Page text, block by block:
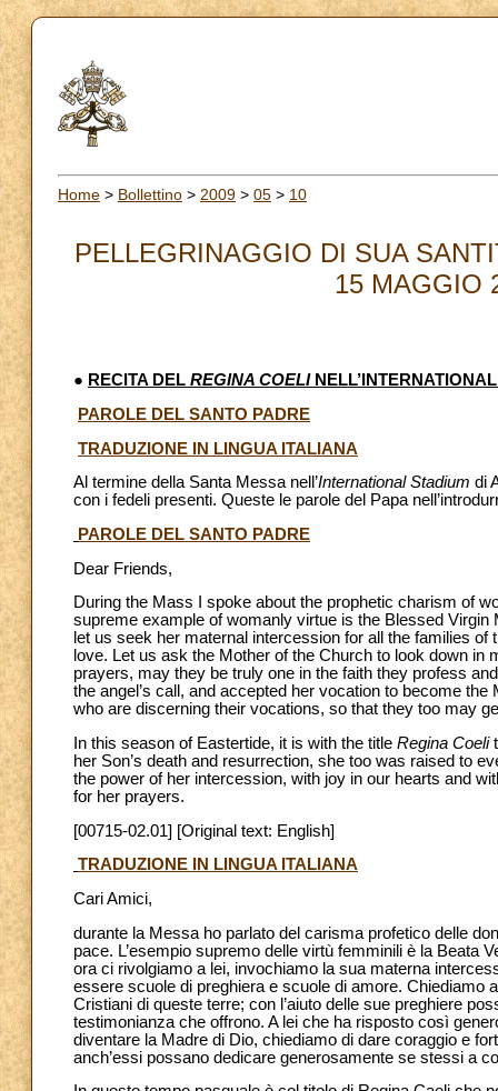
Home > Bollettino > 2009 > 05 > 10
PELLEGRINAGGIO DI SUA
15 MAGGIO
● RECITA DEL REGINA COELI
PAROLE DEL SANTO PADRE
TRADUZIONE IN LINGUA ITALIANA
Al termine della Santa Messa nell’International Stadium di
con i fedeli presenti. Queste le parole del Papa
PAROLE DEL SANTO PADRE
Dear Friends,
During the Mass I spoke about the prophetic charism of
supreme example of womanly virtue is the Blessed
let us seek her maternal intercession for all the families
love. Let us ask the Mother of the Church to look down
prayers, may they be truly one in the faith they profess
the angel’s call, and accepted her vocation to become
who are discerning their vocations, so that they too may
In this season of Eastertide, it is with the title Regina Coeli
her Son’s death and resurrection, she too was raised to
the power of her intercession, with joy in our hearts and
for her prayers.
[00715-02.01] [Original text: English]
TRADUZIONE IN LINGUA ITALIANA
Cari Amici,
durante la Messa ho parlato del carisma profetico delle
pace. L’esempio supremo delle virtù femminili è la Beata
ora ci rivolgiamo a lei, invochiamo la sua materna
essere scuole di preghiera e scuole di amore. Chiediamo
Cristiani di queste terre; con l’aiuto delle sue preghiere
testimonianza che offrono. A lei che ha risposto così
diventare la Madre di Dio, chiediamo di dare coraggio e
anch’essi possano dedicare generosamente se stessi a